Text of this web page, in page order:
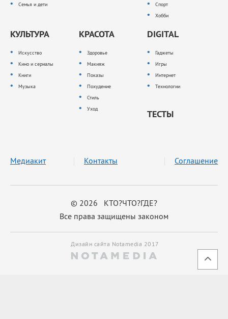
Семья и дети
Спорт
Хобби
КУЛЬТУРА
Искусство
Кино и сериалы
Книги
Музыка
КРАСОТА
Здоровье
Макияж
Показы
Похудение
Стиль
Уход
DIGITAL
Гаджеты
Игры
Интернет
Технологии
ТЕСТЫ
© 2026 КТО?ЧТО?ГДЕ?
Все права защищены законом
Медиакит Контакты Соглашение
Дизайн сайта Notamedia 2017